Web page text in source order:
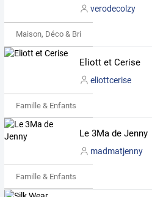
verodecolzy
Maison, Déco & Bricolage
Eliott et Cerise
eliottcerise
Famille & Enfants
Le 3Ma de Jenny
madmatjenny
Famille & Enfants